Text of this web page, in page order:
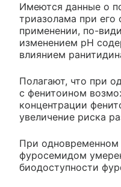
Имеются данные о
триазолама при его
применении, по-
изменением pH
влиянием
Полагают, что при
с фенитоином
концентрации
увеличение риска
При одновременном
фуросемидом
биодоступности